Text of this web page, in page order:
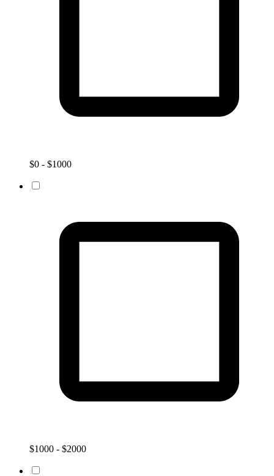
$0 - $1000
$1000 - $2000